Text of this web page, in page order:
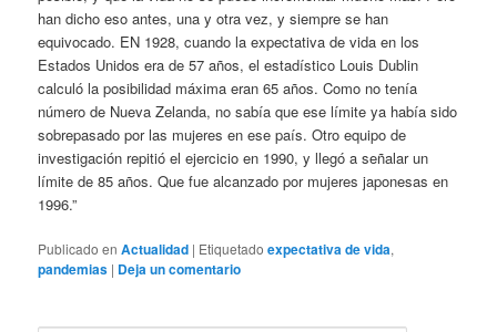
han dicho eso antes, una y otra vez, y siempre se han
equivocado. EN 1928, cuando la expectativa de vida en los
Estados Unidos era de 57 años, el estadístico Louis Dublin
calculó la posibilidad máxima eran 65 años. Como no tenía
número de Nueva Zelanda, no sabía que ese límite ya había sido
sobrepasado por las mujeres en ese país. Otro equipo de
investigación repitió el ejercicio en 1990, y llegó a señalar un
límite de 85 años. Que fue alcanzado por mujeres japonesas en
1996.”
Publicado en Actualidad | Etiquetado expectativa de vida,
pandemias | Deja un comentario